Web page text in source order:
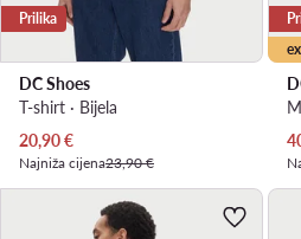
Prilika
DC Shoes
T-shirt · Bijela
Trenutna cijena
20,90€
Najniža cijena23,90 €